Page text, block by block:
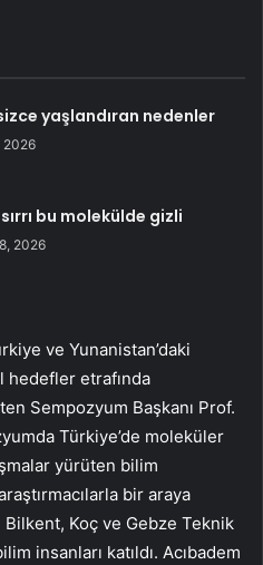
yaşlandıran nedenler
2026
bu molekülde gizli
2026
ve Yunanistan’daki
hedefler etrafında
Sempozyum Başkanı Prof.
Türkiye’de moleküler
yürüten bilim
bir araya
Bilkent, Koç ve Gebze Teknik
insanları katıldı. Acıbadem